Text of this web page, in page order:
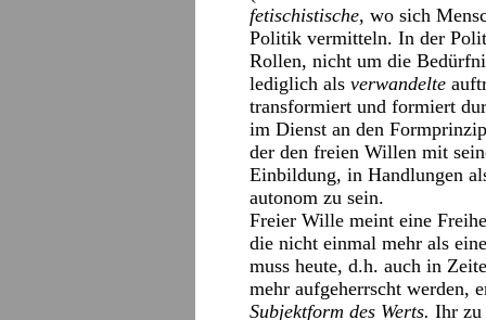
fetischistische, wo sich
Politik vermitteln. In der
Rollen, nicht um die
lediglich als verwandelte
transformiert und formiert
im Dienst an den
der den freien Willen mit
Einbildung, in Handlungen
autonom zu sein.
Freier Wille meint eine
die nicht einmal mehr als
muss heute, d.h. auch in
mehr aufgeherrscht werden,
Subjektform des Werts. Ihr zu